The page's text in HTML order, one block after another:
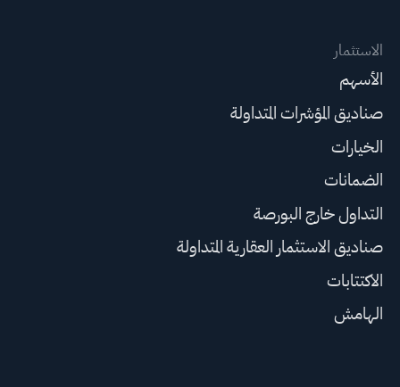
الاستثمار
الأسهم
صناديق المؤشرات المتداولة
الخيارات
الضمانات
التداول خارج البورصة
صناديق الاستثمار العقارية المتداولة
الاكتتابات
الهامش